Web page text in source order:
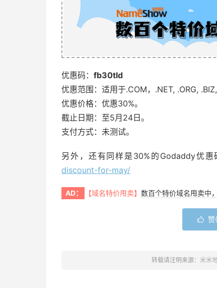
优惠码： fb30tld
优惠范围：适用于.COM，.NET, .ORG, .BIZ,
优惠价格：优惠30%。
截止日期：至5月24日。
支付方式：未测试。
另外，还有同样是30%的Godaddy优惠
discount-for-may/
AD： 【域名特价甩卖】 数百个特价域名甩卖中
 赞(
转载请注明来源： 米米